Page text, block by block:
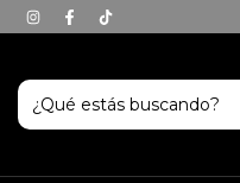
en Bahía Blanca en el día